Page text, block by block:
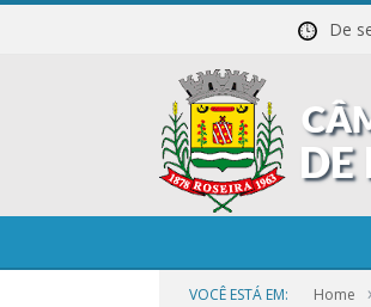
De
VOCÊ ESTÁ EM: Home